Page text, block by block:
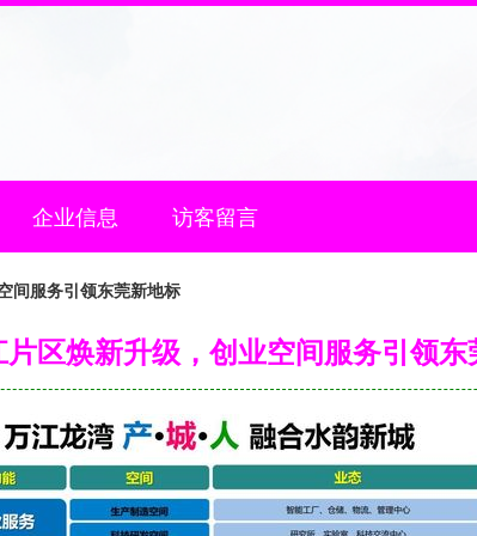
企业信息 访客留言
间服务引领东莞新地标
区焕新升级，创业空间服务引领东